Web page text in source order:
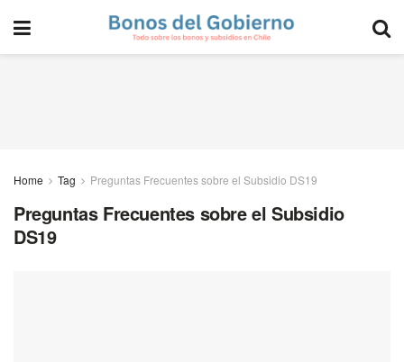
Home Tag Preguntas Frecuentes sobre el Subsidio DS19
Preguntas Frecuentes sobre el Subsidio
DS19